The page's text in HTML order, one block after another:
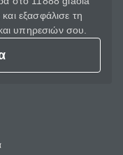
εξασφάλισε τη
υπηρεσιών σου.